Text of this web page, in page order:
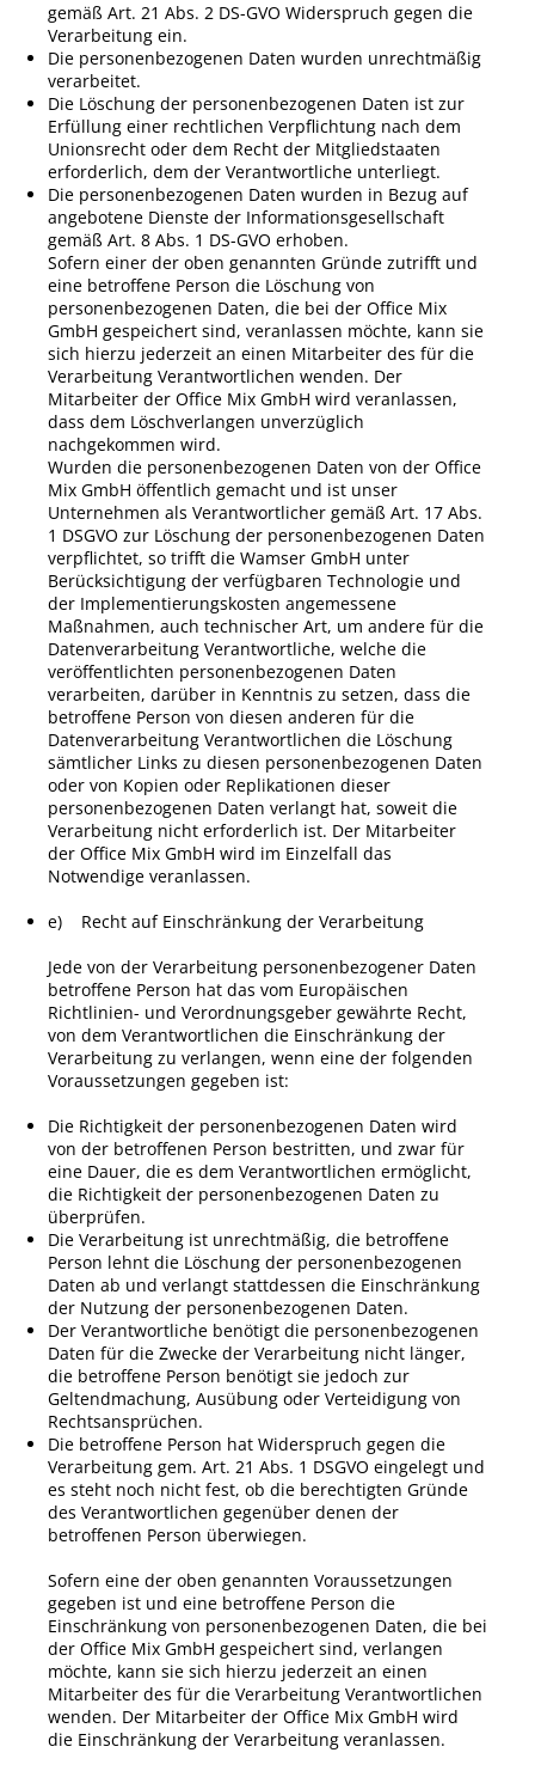
gemäß Art. 21 Abs. 2 DS-GVO Widerspruch gegen die
Verarbeitung ein.
Die personenbezogenen Daten wurden unrechtmäßig
verarbeitet.
Die Löschung der personenbezogenen Daten ist zur
Erfüllung einer rechtlichen Verpflichtung nach dem
Unionsrecht oder dem Recht der Mitgliedstaaten
erforderlich, dem der Verantwortliche unterliegt.
Die personenbezogenen Daten wurden in Bezug auf
angebotene Dienste der Informationsgesellschaft
gemäß Art. 8 Abs. 1 DS-GVO erhoben.
Sofern einer der oben genannten Gründe zutrifft und
eine betroffene Person die Löschung von
personenbezogenen Daten, die bei der Office Mix
GmbH gespeichert sind, veranlassen möchte, kann sie
sich hierzu jederzeit an einen Mitarbeiter des für die
Verarbeitung Verantwortlichen wenden. Der
Mitarbeiter der Office Mix GmbH wird veranlassen,
dass dem Löschverlangen unverzüglich
nachgekommen wird.
Wurden die personenbezogenen Daten von der Office
Mix GmbH öffentlich gemacht und ist unser
Unternehmen als Verantwortlicher gemäß Art. 17 Abs.
1 DSGVO zur Löschung der personenbezogenen Daten
verpflichtet, so trifft die Wamser GmbH unter
Berücksichtigung der verfügbaren Technologie und
der Implementierungskosten angemessene
Maßnahmen, auch technischer Art, um andere für die
Datenverarbeitung Verantwortliche, welche die
veröffentlichten personenbezogenen Daten
verarbeiten, darüber in Kenntnis zu setzen, dass die
betroffene Person von diesen anderen für die
Datenverarbeitung Verantwortlichen die Löschung
sämtlicher Links zu diesen personenbezogenen Daten
oder von Kopien oder Replikationen dieser
personenbezogenen Daten verlangt hat, soweit die
Verarbeitung nicht erforderlich ist. Der Mitarbeiter
der Office Mix GmbH wird im Einzelfall das
Notwendige veranlassen.
e) Recht auf Einschränkung der Verarbeitung
Jede von der Verarbeitung personenbezogener Daten
betroffene Person hat das vom Europäischen
Richtlinien- und Verordnungsgeber gewährte Recht,
von dem Verantwortlichen die Einschränkung der
Verarbeitung zu verlangen, wenn eine der folgenden
Voraussetzungen gegeben ist:
Die Richtigkeit der personenbezogenen Daten wird
von der betroffenen Person bestritten, und zwar für
eine Dauer, die es dem Verantwortlichen ermöglicht,
die Richtigkeit der personenbezogenen Daten zu
überprüfen.
Die Verarbeitung ist unrechtmäßig, die betroffene
Person lehnt die Löschung der personenbezogenen
Daten ab und verlangt stattdessen die Einschränkung
der Nutzung der personenbezogenen Daten.
Der Verantwortliche benötigt die personenbezogenen
Daten für die Zwecke der Verarbeitung nicht länger,
die betroffene Person benötigt sie jedoch zur
Geltendmachung, Ausübung oder Verteidigung von
Rechtsansprüchen.
Die betroffene Person hat Widerspruch gegen die
Verarbeitung gem. Art. 21 Abs. 1 DSGVO eingelegt und
es steht noch nicht fest, ob die berechtigten Gründe
des Verantwortlichen gegenüber denen der
betroffenen Person überwiegen.
Sofern eine der oben genannten Voraussetzungen
gegeben ist und eine betroffene Person die
Einschränkung von personenbezogenen Daten, die bei
der Office Mix GmbH gespeichert sind, verlangen
möchte, kann sie sich hierzu jederzeit an einen
Mitarbeiter des für die Verarbeitung Verantwortlichen
wenden. Der Mitarbeiter der Office Mix GmbH wird
die Einschränkung der Verarbeitung veranlassen.